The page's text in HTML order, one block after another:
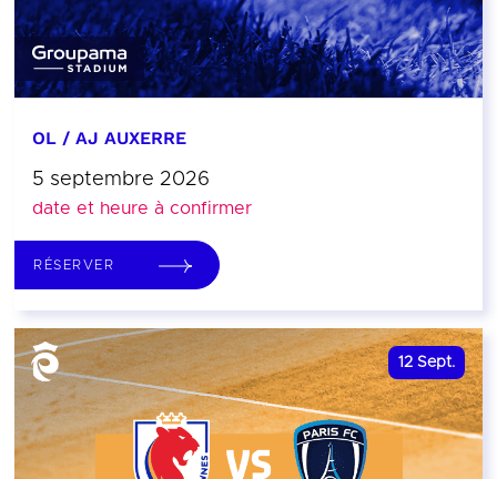
OL / AJ AUXERRE
5 septembre 2026
date et heure à confirmer
RÉSERVER
12 Sept.